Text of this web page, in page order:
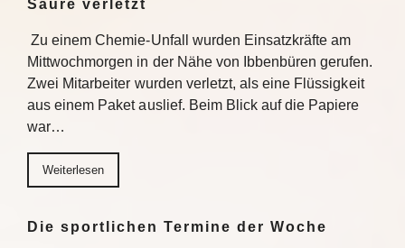
Säure verletzt
Zu einem Chemie-Unfall wurden Einsatzkräfte am
Mittwochmorgen in der Nähe von Ibbenbüren gerufen.
Zwei Mitarbeiter wurden verletzt, als eine Flüssigkeit
aus einem Paket auslief. Beim Blick auf die Papiere
war…
Weiterlesen
Die sportlichen Termine der Woche